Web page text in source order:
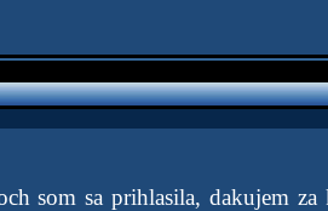
som sa prihlasila, dakujem